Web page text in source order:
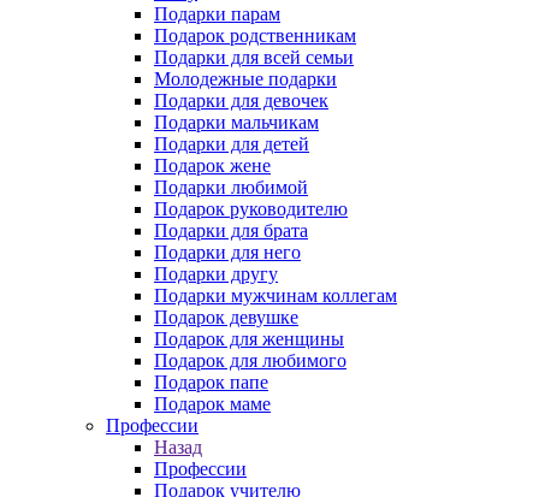
Подарки парам
Подарок родственникам
Подарки для всей семьи
Молодежные подарки
Подарки для девочек
Подарки мальчикам
Подарки для детей
Подарок жене
Подарки любимой
Подарок руководителю
Подарки для брата
Подарки для него
Подарки другу
Подарки мужчинам коллегам
Подарок девушке
Подарок для женщины
Подарок для любимого
Подарок папе
Подарок маме
Профессии
Назад
Профессии
Подарок учителю